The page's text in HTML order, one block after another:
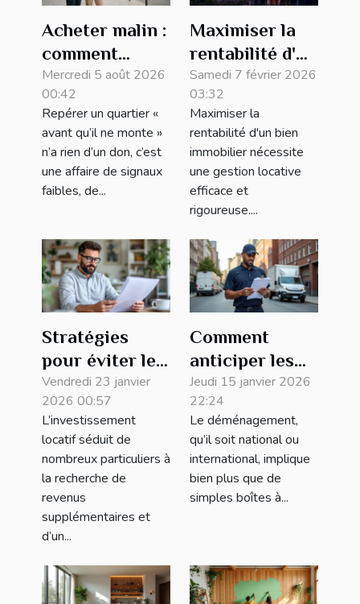
Acheter malin :
comment
repérer les
quartiers qui
montent avant
tout le monde
Mercredi 5 août 2026
00:42
Repérer un quartier «
avant qu’il ne monte »
n’a rien d’un don, c’est
une affaire de signaux
faibles, de...
Maximiser la
rentabilité d'un
bien avec une
gestion
locative
efficace
Samedi 7 février 2026
03:32
Maximiser la
rentabilité d'un bien
immobilier nécessite
une gestion locative
efficace et
rigoureuse....
Stratégies
pour éviter les
pièges
courants en
investissement
locatif
Vendredi 23 janvier
2026 00:57
L’investissement
locatif séduit de
nombreux particuliers à
la recherche de
revenus
supplémentaires et
d’un...
Comment
anticiper les
défis
réglementaires
dans le
déménagement
?
Jeudi 15 janvier 2026
22:24
Le déménagement,
qu’il soit national ou
international, implique
bien plus que de
simples boîtes à...